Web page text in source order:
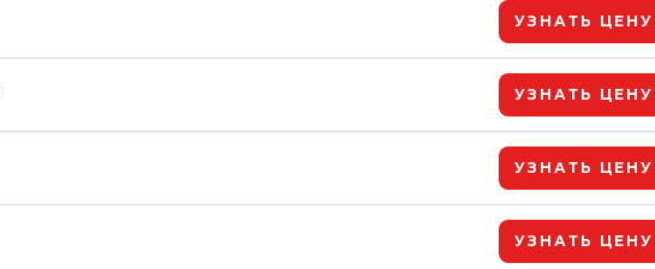
УЗНАТЬ ЦЕНУ
УЗНАТЬ ЦЕНУ
УЗНАТЬ ЦЕНУ
УЗНАТЬ ЦЕНУ